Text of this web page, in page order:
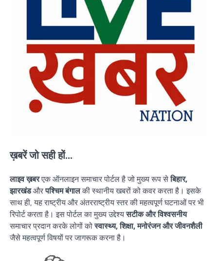
ख़बरें जो सही हों...
लाइव ख़बरएक ऑनलाइन समाचार पोर्टल है जो मुख्य रूप सेबिहार,
झारखंडऔरपश्चिम बंगालकी स्थानीय खबरों को कवर करता है। इसके
साथ ही, यह राष्ट्रीय और अंतरराष्ट्रीय स्तर की महत्वपूर्ण घटनाओं पर भी
रिपोर्ट करता है। इस पोर्टल का मुख्य उद्देश्यसटीक और विश्वसनीय
समाचार प्रदान करके लोगों कोस्वास्थ्य, शिक्षा, मनोरंजन और जीवनशैली
जैसे महत्वपूर्ण विषयों पर जागरूक करना है।